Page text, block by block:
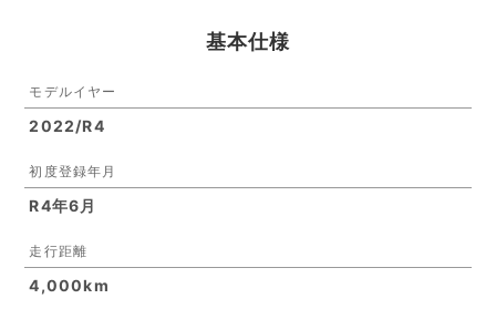
基本仕様
モデルイヤー
2022/R4
初度登録年月
R4年6月
走行距離
4,000km